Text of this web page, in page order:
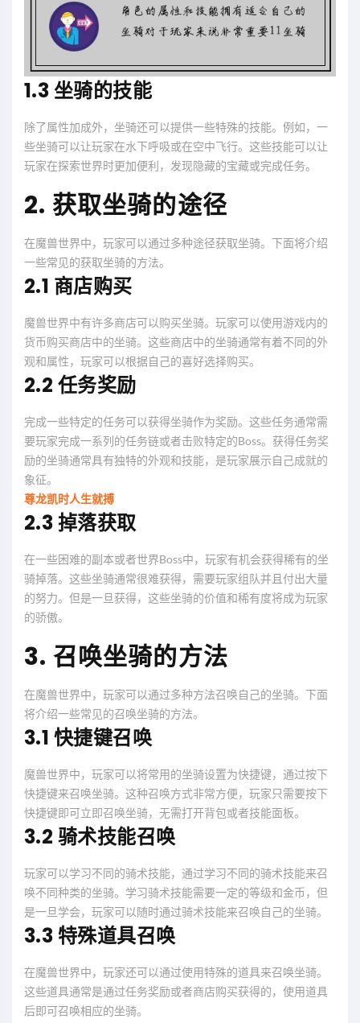
1.3 坐骑的技能
除了属性加成外，坐骑还可以提供一些特殊的技能。例如，一
些坐骑可以让玩家在水下呼吸或在空中飞行。这些技能可以让
玩家在探索世界时更加便利，发现隐藏的宝藏或完成任务。
2. 获取坐骑的途径
在魔兽世界中，玩家可以通过多种途径获取坐骑。下面将介绍
一些常见的获取坐骑的方法。
2.1 商店购买
魔兽世界中有许多商店可以购买坐骑。玩家可以使用游戏内的
货币购买商店中的坐骑。这些商店中的坐骑通常有着不同的外
观和属性，玩家可以根据自己的喜好选择购买。
2.2 任务奖励
完成一些特定的任务可以获得坐骑作为奖励。这些任务通常需
要玩家完成一系列的任务链或者击败特定的Boss。获得任务奖
励的坐骑通常具有独特的外观和技能，是玩家展示自己成就的
象征。
尊龙凯时人生就搏
2.3 掉落获取
在一些困难的副本或者世界Boss中，玩家有机会获得稀有的坐
骑掉落。这些坐骑通常很难获得，需要玩家组队并且付出大量
的努力。但是一旦获得，这些坐骑的价值和稀有度将成为玩家
的骄傲。
3. 召唤坐骑的方法
在魔兽世界中，玩家可以通过多种方法召唤自己的坐骑。下面
将介绍一些常见的召唤坐骑的方法。
3.1 快捷键召唤
魔兽世界中，玩家可以将常用的坐骑设置为快捷键，通过按下
快捷键来召唤坐骑。这种召唤方式非常方便，玩家只需要按下
快捷键即可立即召唤坐骑，无需打开背包或者技能面板。
3.2 骑术技能召唤
玩家可以学习不同的骑术技能，通过学习不同的骑术技能来召
唤不同种类的坐骑。学习骑术技能需要一定的等级和金币，但
是一旦学会，玩家可以随时通过骑术技能来召唤自己的坐骑。
3.3 特殊道具召唤
在魔兽世界中，玩家还可以通过使用特殊的道具来召唤坐骑。
这些道具通常是通过任务奖励或者商店购买获得的，使用道具
后即可召唤相应的坐骑。